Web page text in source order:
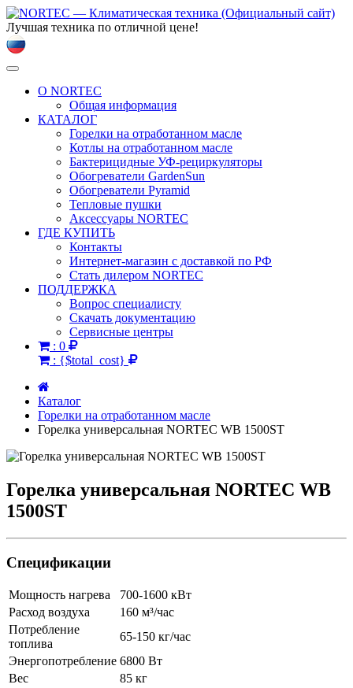
Лучшая техника по отличной цене!
Toggle
navigationО NORTEC
Общая информация
КАТАЛОГ
Горелки на отработанном масле
Котлы на отработанном масле
Бактерицидные УФ-рециркуляторы
Обогреватели GardenSun
Обогреватели Pyramid
Тепловые пушки
Аксессуары NORTEC
ГДЕ КУПИТЬ
Контакты
Интернет-магазин с доставкой по РФ
Стать дилером NORTEC
ПОДДЕРЖКА
Вопрос специалисту
Скачать документацию
Сервисные центры
: 0
: {$total_cost}
Каталог
Горелки на отработанном масле
Горелка универсальная NORTEC WB 1500ST
Горелка универсальная NORTEC WB
1500ST
Спецификации
Мощность нагрева
700-1600 кВт
Расход воздуха
160 м³/час
Потребление
топлива
65-150 кг/час
Энергопотребление 6800 Вт
Вес
85 кг